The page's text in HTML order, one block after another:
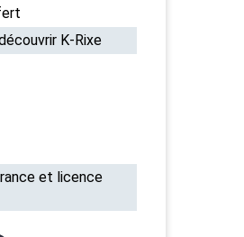
K-Rixe
et licence